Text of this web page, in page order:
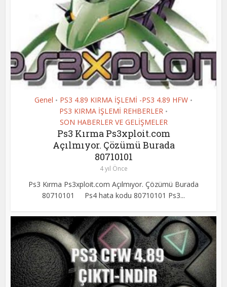
Genel • PS3 4.89 KIRMA İŞLEMİ -PS3 4.89 HFW •
PS3 KIRMA İŞLEMİ REHBERLER •
SON HABERLER VE GELİŞMELER
Ps3 Kırma Ps3xploit.com
Açılmıyor. Çözümü Burada
80710101
4 yıl Önce
Ps3 Kırma Ps3xploit.com Açılmıyor. Çözümü Burada
80710101 Ps4 hata kodu 80710101 Ps3...